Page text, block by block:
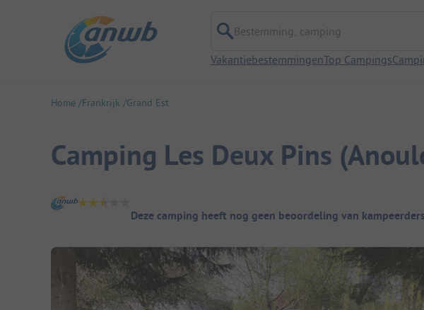
Bestemming, camping
VakantiebestemmingenTop Campings
Home Frankrijk Grand Est
Camping Les Deux Pins
Camping overzicht
Deze camping heeft nog geen beoordeling van